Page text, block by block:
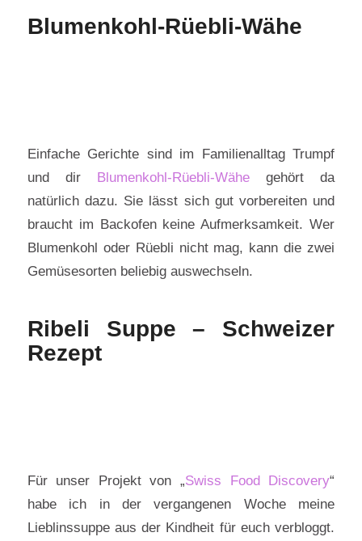
Blumenkohl-Rüebli-Wähe
Einfache Gerichte sind im Familienalltag Trumpf
und dir Blumenkohl-Rüebli-Wähe gehört da
natürlich dazu. Sie lässt sich gut vorbereiten und
braucht im Backofen keine Aufmerksamkeit. Wer
Blumenkohl oder Rüebli nicht mag, kann die zwei
Gemüsesorten beliebig auswechseln.
Ribeli Suppe – Schweizer
Rezept
Für unser Projekt von „Swiss Food Discovery“
habe ich in der vergangenen Woche meine
Lieblinssuppe aus der Kindheit für euch verbloggt.